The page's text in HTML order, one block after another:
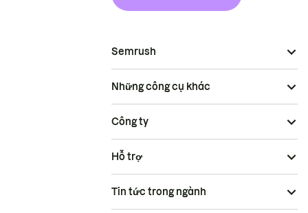
Semrush
Những công cụ khác
Công ty
Hỗ trợ
Tin tức trong ngành